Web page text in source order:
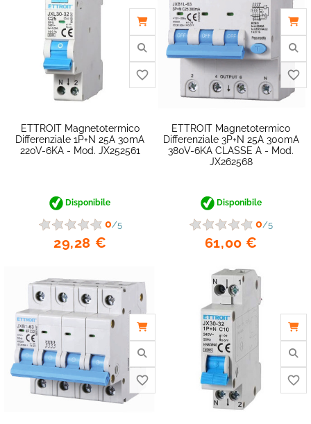
ETTROIT Magnetotermico
Differenziale 1P+N 25A 30mA
220V-6KA - Mod. JX252561
Disponibile
0/5
29,28 €
ETTROIT Magnetotermico
Differenziale 3P+N 25A 300mA
380V-6KA CLASSE A - Mod.
JX262568
Disponibile
0/5
61,00 €